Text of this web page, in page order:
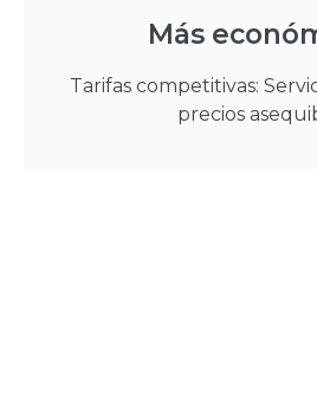
Más
Tarifas competitivas:
precios